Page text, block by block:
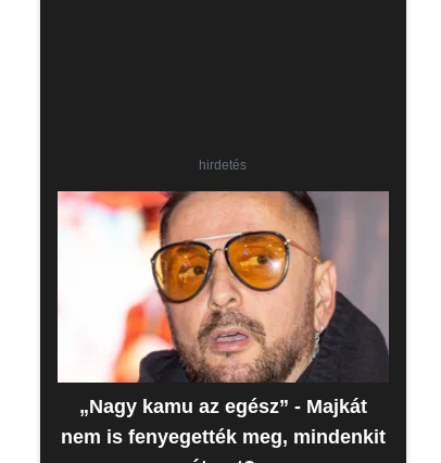
hirdetés
„Nagy kamu az egész” - Majkát
nem is fenyegették meg, mindenkit